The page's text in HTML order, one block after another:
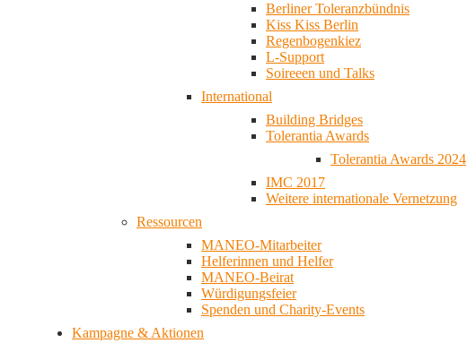
Berliner Toleranzbündnis
Kiss Kiss Berlin
Regenbogenkiez
L-Support
Soireeen und Talks
International
Building Bridges
Tolerantia Awards
Tolerantia Awards 2024
IMC 2017
Weitere internationale Vernetzung
Ressourcen
MANEO-Mitarbeiter
Helferinnen und Helfer
MANEO-Beirat
Würdigungsfeier
Spenden und Charity-Events
Kampagne & Aktionen